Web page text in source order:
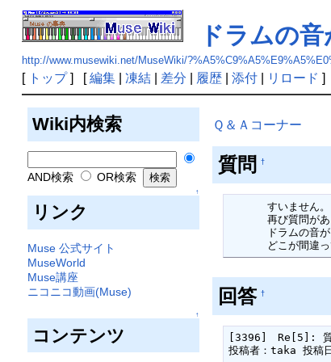
ドラムの
http://www.musewiki.net/MuseWiki/
[ トップ] [編集| 凍結| 差分 履歴| 添付| リロード ]
Wiki内検索
AND検索 OR検索
↑
リンク
Muse 公式サイト
MuseWorld
Muse講座
ニコニコ動画(Muse)
↑
コンテンツ
Ｑ＆Ａコーナー
質問 †
      すいません。
      再び質問があります。
どこが
回答 †
[3396]　Re[5]: 質
投稿者：taka 投